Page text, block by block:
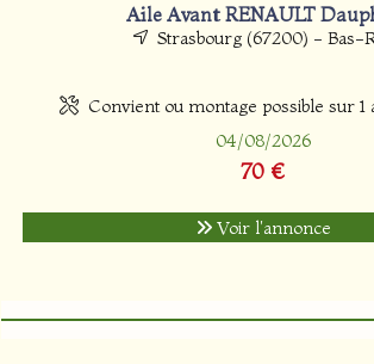
Aile Avant RENAULT
Strasbourg (67200) - Bas-
Convient ou montage possible sur 1
04/08/2026
70 €
Voir l'annonce